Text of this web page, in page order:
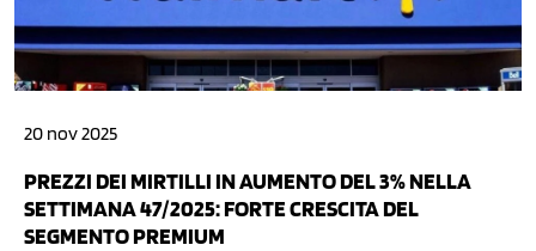
20 nov 2025
PREZZI DEI MIRTILLI IN AUMENTO DEL 3% NELLA
SETTIMANA 47/2025: FORTE CRESCITA DEL
SEGMENTO PREMIUM